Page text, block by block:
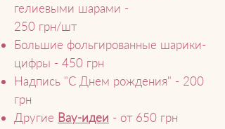
гелиевыми шарами -
250 грн/шт
Большие фольгированные шарики-
цифры - 450 грн
Надпись "С Днем рождения" - 200
грн
Другие Вау-идеи - от 650 грн